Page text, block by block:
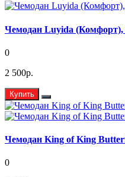
Чемодан Luyida (Комфорт),
0
2 500р.
Купить
Чемодан King of King
0